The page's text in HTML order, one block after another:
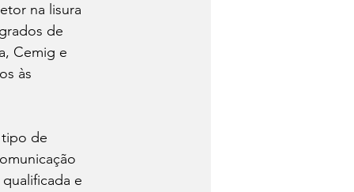
na lisura
de
Cemig e
às
tipo de
e